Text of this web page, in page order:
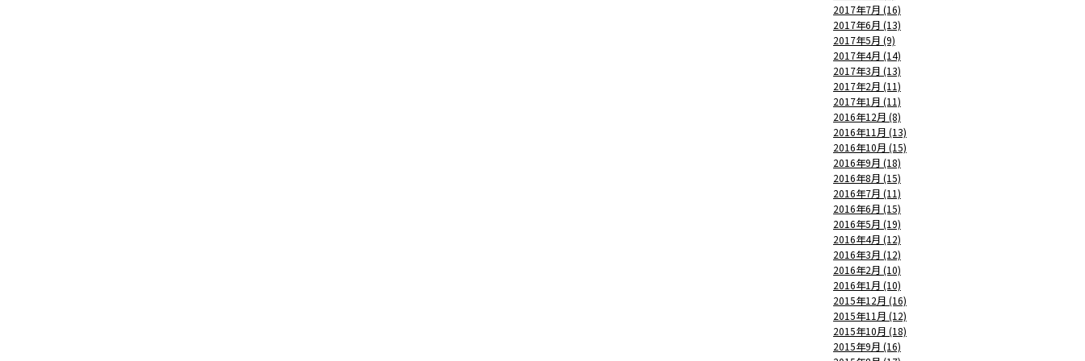
2017年7月 (16)
2017年6月 (13)
2017年5月 (9)
2017年4月 (14)
2017年3月 (13)
2017年2月 (11)
2017年1月 (11)
2016年12月 (8)
2016年11月 (13)
2016年10月 (15)
2016年9月 (18)
2016年8月 (15)
2016年7月 (11)
2016年6月 (15)
2016年5月 (19)
2016年4月 (12)
2016年3月 (12)
2016年2月 (10)
2016年1月 (10)
2015年12月 (16)
2015年11月 (12)
2015年10月 (18)
2015年9月 (16)